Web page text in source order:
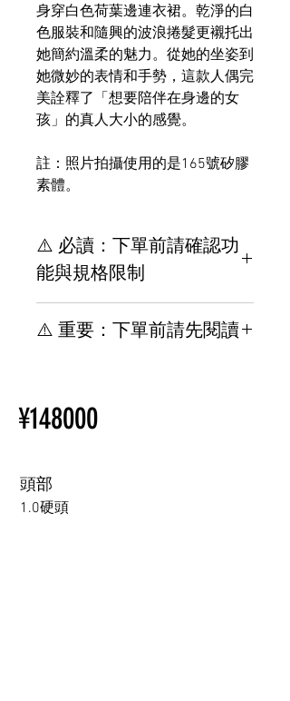
身穿白色荷葉邊連衣裙。乾淨的白
色服裝和隨興的波浪捲髮更襯托出
她簡約溫柔的魅力。從她的坐姿到
她微妙的表情和手勢，這款人偶完
美詮釋了「想要陪伴在身邊的女
孩」的真人大小的感覺。
註：照片拍攝使用的是165號矽膠
素體。
⚠️ 必讀：下單前請確認功
能與規格限制
格與安裝限制
購買情趣娃娃前須知
⚠️ 重要：下單前請先閱讀
其他選配與 TPE 相關，請參閱
以下頁面。
¥148000
頭部
1.0硬頭